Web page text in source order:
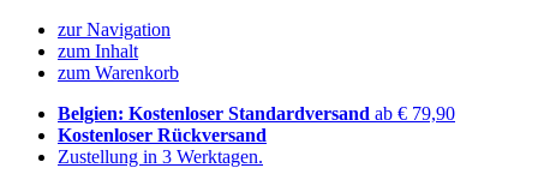
zur Navigation
zum Inhalt
zum Warenkorb
Belgien: Kostenloser Standardversand ab € 79,90
Kostenloser Rückversand
Zustellung in 3 Werktagen.